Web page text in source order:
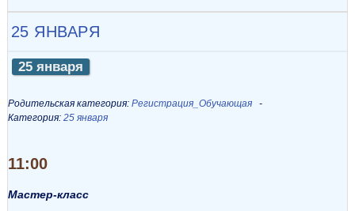
25 ЯНВАРЯ
25 января
Родительская категория: Регистрация_Обучающая
Категория: 25 января
11:00
Мастер-класс